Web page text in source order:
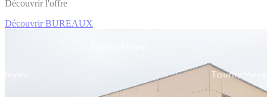
Découvrir l'offre
Découvrir BUREAUX